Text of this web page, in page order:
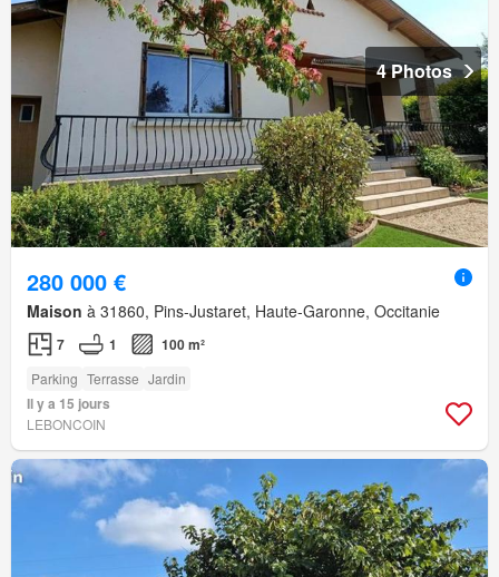
4 Photos
280 000 €
Maison à 31860, Pins-Justaret, Haute-Garonne, Occitanie
7 1 100 m²
Parking Terrasse Jardin
Il y a 15 jours
LEBONCOIN